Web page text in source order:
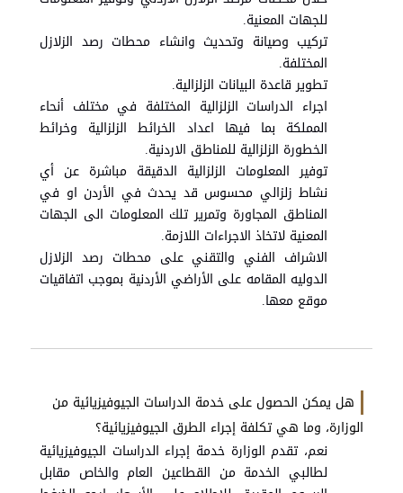
للجهات المعنية.
تركيب وصيانة وتحديث وانشاء محطات رصد الزلازل
المختلفة.
تطوير قاعدة البيانات الزلزالية.
اجراء الدراسات الزلزالية المختلفة في مختلف أنحاء
المملكة بما فيها اعداد الخرائط الزلزالية وخرائط
الخطورة الزلزالية للمناطق الاردنية.
توفير المعلومات الزلزالية الدقيقة مباشرة عن أي
نشاط زلزالي محسوس قد يحدث في الأردن او في
المناطق المجاورة وتمرير تلك المعلومات الى الجهات
المعنية لاتخاذ الاجراءات اللازمة.
الاشراف الفني والتقني على محطات رصد الزلازل
الدوليه المقامه على الأراضي الأردنية بموجب اتفاقيات
موقع معها.
هل يمكن الحصول على خدمة الدراسات الجيوفيزيائية من
الوزارة، وما هي تكلفة إجراء الطرق الجيوفيزيائية؟
نعم، تقدم الوزارة خدمة إجراء الدراسات الجيوفيزيائية
لطالبي الخدمة من القطاعين العام والخاص مقابل